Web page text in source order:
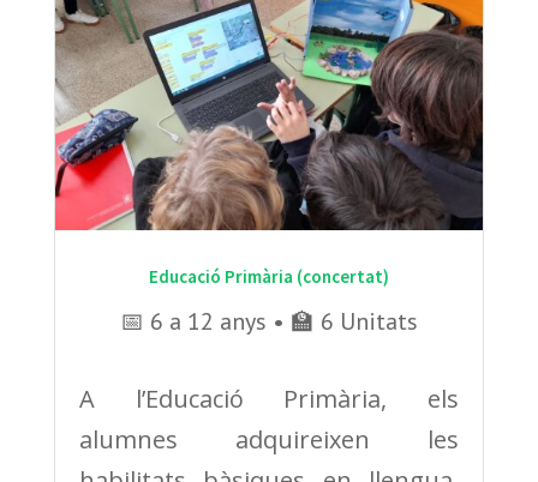
Educació Primària (concertat)
📅 6 a 12 anys • 🏫 6 Unitats
A l’Educació Primària, els
alumnes adquireixen les